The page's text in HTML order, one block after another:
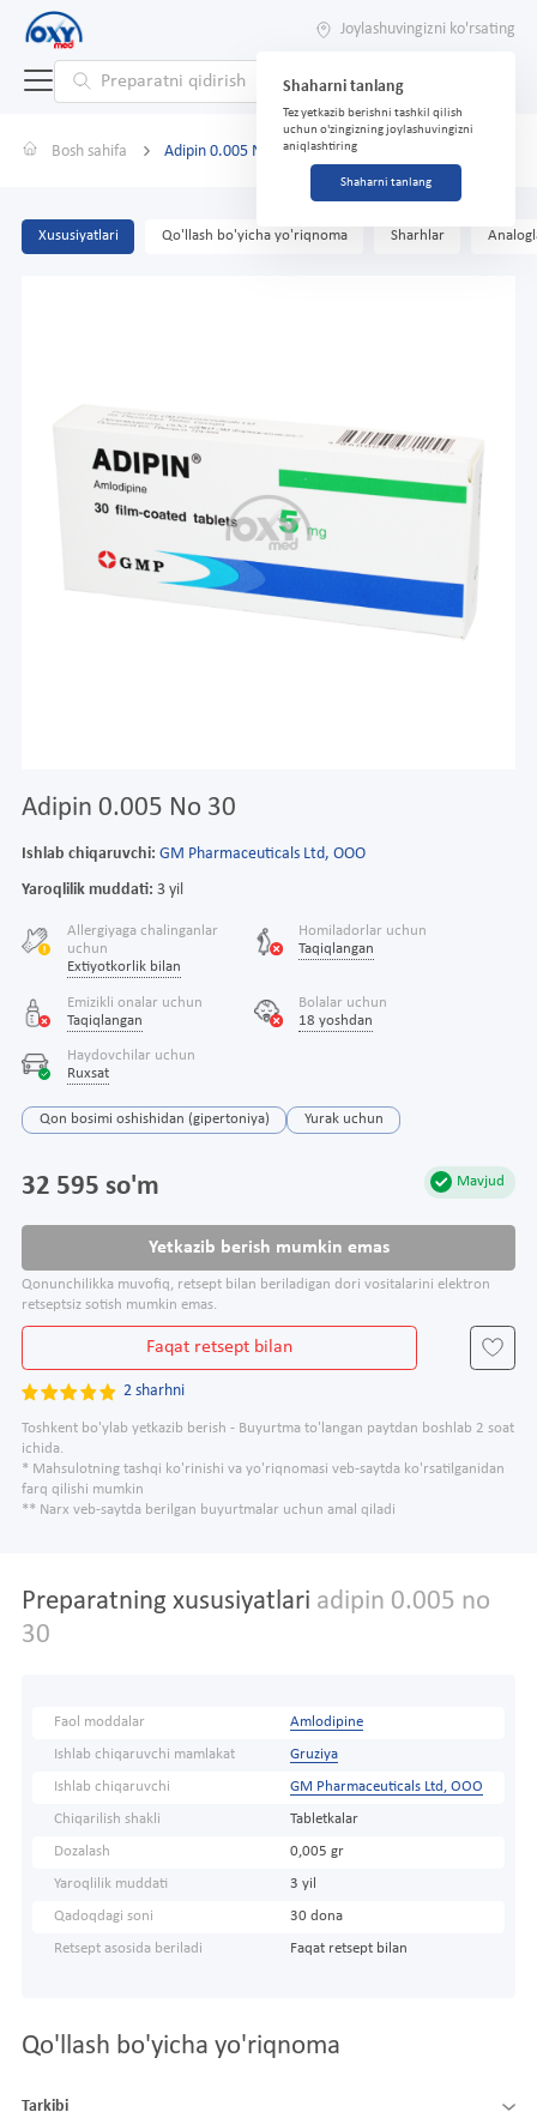
Joylashuvingizni ko'rsating
Shaharni tanlang
Tez yetkazib berishni tashkil qilish
uchun o'zingizning joylashuvingizni
aniqlashtiring
Shaharni tanlang
Bosh sahifa Adipin 0.005 No 30
Xususiyatlari Qo'llash bo'yicha yo'riqnoma Sharhlar
Adipin 0.005 No 30
Ishlab chiqaruvchi: GM Pharmaceuticals Ltd, OOO
Yaroqlilik muddati: 3 yil
Allergiyaga chalinganlar
uchun
Extiyotkorlik bilan
Homiladorlar uchun
Taqiqlangan
Emizikli onalar uchun
Taqiqlangan
Bolalar uchun
18 yoshdan
Haydovchilar uchun
Ruxsat
Qon bosimi oshishidan (gipertoniya) Yurak uchun
Mavjud
32 595 so'm
Yetkazib berish mumkin emas
Qonunchilikka muvofiq, retsept bilan beriladigan dori vositalarini elektron
retseptsiz sotish mumkin emas.
Faqat retsept bilan
2 sharhni
Toshkent bo'ylab yetkazib berish - Buyurtma to'langan paytdan boshlab 2 soat
ichida.
* Mahsulotning tashqi ko'rinishi va yo'riqnomasi veb-saytda ko'rsatilganidan
farq qilishi mumkin
** Narx veb-saytda berilgan buyurtmalar uchun amal qiladi
Preparatning xususiyatlari adipin 0.005 no
30
Faol moddalar Amlodipine
Ishlab chiqaruvchi mamlakat Gruziya
Ishlab chiqaruvchi GM Pharmaceuticals Ltd, OOO
Chiqarilish shakli Tabletkalar
Dozalash 0,005 gr
Yaroqlilik muddati 3 yil
Qadoqdagi soni 30 dona
Retsept asosida beriladi Faqat retsept bilan
Qo'llash bo'yicha yo'riqnoma
Tarkibi